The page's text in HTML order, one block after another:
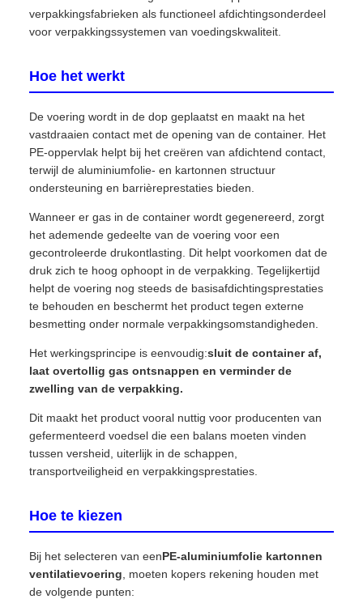
verpakkingsfabrieken als functioneel afdichtingsonderdeel
voor verpakkingssystemen van voedingskwaliteit.
Hoe het werkt
De voering wordt in de dop geplaatst en maakt na het
vastdraaien contact met de opening van de container. Het
PE-oppervlak helpt bij het creëren van afdichtend contact,
terwijl de aluminiumfolie- en kartonnen structuur
ondersteuning en barrièreprestaties bieden.
Wanneer er gas in de container wordt gegenereerd, zorgt
het ademende gedeelte van de voering voor een
gecontroleerde drukontlasting. Dit helpt voorkomen dat de
druk zich te hoog ophoopt in de verpakking. Tegelijkertijd
helpt de voering nog steeds de basisafdichtingsprestaties
te behouden en beschermt het product tegen externe
besmetting onder normale verpakkingsomstandigheden.
Het werkingsprincipe is eenvoudig:sluit de container af,
laat overtollig gas ontsnappen en verminder de
zwelling van de verpakking.
Dit maakt het product vooral nuttig voor producenten van
gefermenteerd voedsel die een balans moeten vinden
tussen versheid, uiterlijk in de schappen,
transportveiligheid en verpakkingsprestaties.
Hoe te kiezen
Bij het selecteren van eenPE-aluminiumfolie kartonnen
ventilatievoering, moeten kopers rekening houden met
de volgende punten: